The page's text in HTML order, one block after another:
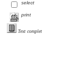
select
print
Text complet